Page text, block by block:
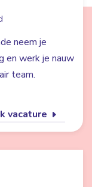
neem je
en werk je nauw
team.
vacature